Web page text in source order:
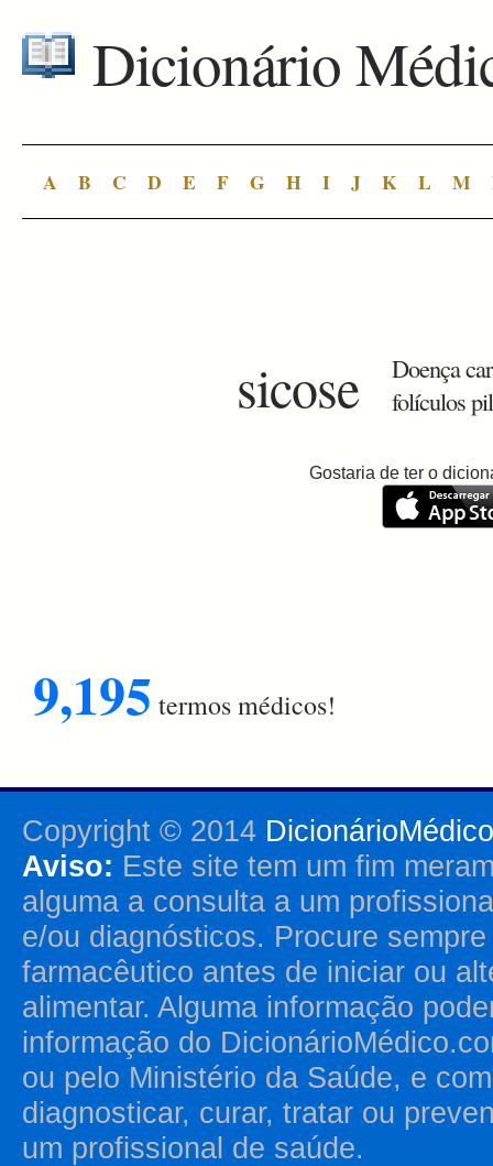
Dicionário
A B C D E F G H I J K L M
sicose
Doença
folículos
Gostaria de ter o
9,195 termos médicos!
Copyright © 2014
Aviso: Este site tem um fim
alguma a consulta a um
e/ou diagnósticos. Procure
farmacêutico antes de iniciar ou
alimentar. Alguma informação
informação do
ou pelo Ministério da Saúde, e
diagnosticar, curar, tratar ou
um profissional de saúde.